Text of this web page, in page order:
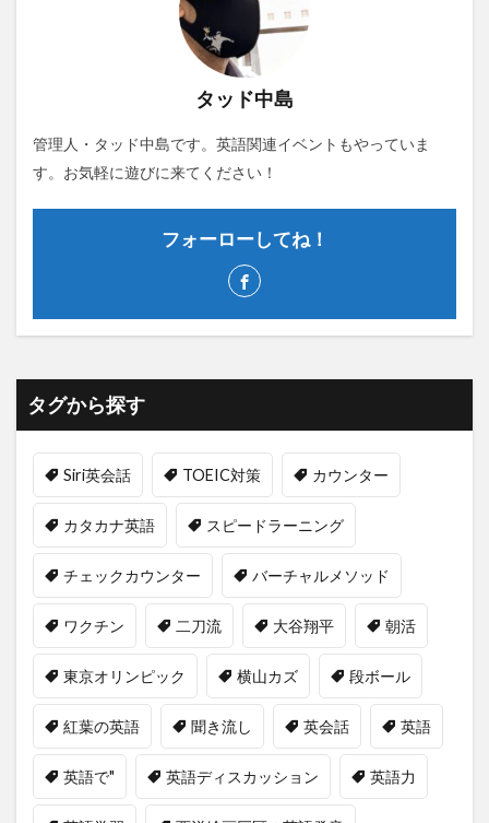
タッド中島
管理人・タッド中島です。英語関連イベントもやっていま
す。お気軽に遊びに来てください！
フォーローしてね！
タグから探す
Siri英会話 TOEIC対策 カウンター
カタカナ英語 スピードラーニング
チェックカウンター バーチャルメソッド
ワクチン 二刀流 大谷翔平 朝活
東京オリンピック 横山カズ 段ボール
紅葉の英語 聞き流し 英会話 英語
英語で" 英語ディスカッション 英語力